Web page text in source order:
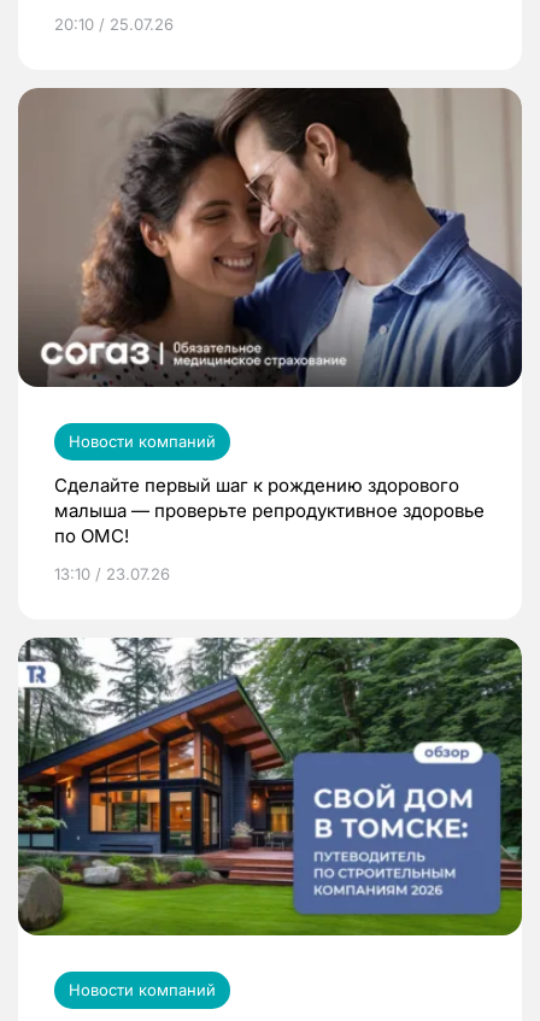
20:10 / 25.07.26
Новости компаний
Сделайте первый шаг к рождению здорового
малыша — проверьте репродуктивное здоровье
по ОМС!
13:10 / 23.07.26
Новости компаний